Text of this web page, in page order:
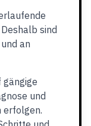
sind
an
gängige
und
erfolgen.